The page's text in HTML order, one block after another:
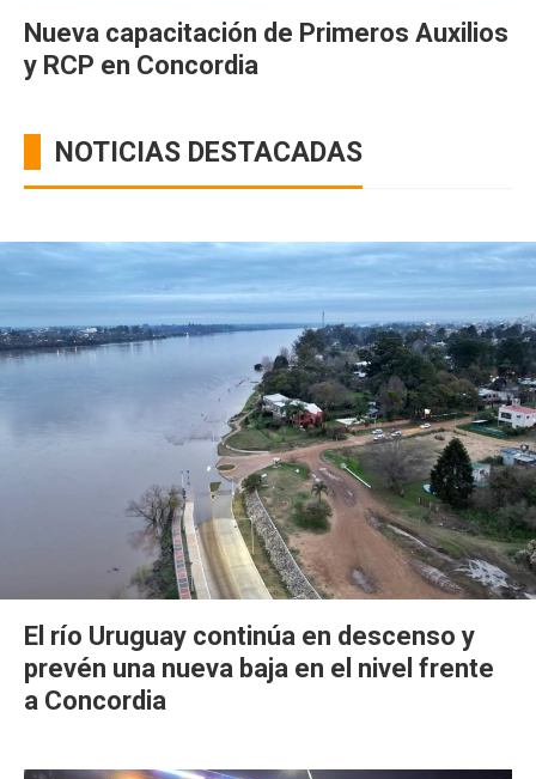
Nueva capacitación de Primeros Auxilios
y RCP en Concordia
NOTICIAS DESTACADAS
El río Uruguay continúa en descenso y
prevén una nueva baja en el nivel frente
a Concordia